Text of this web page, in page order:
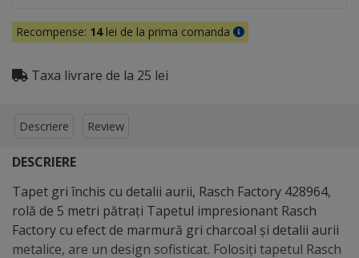
Recompense: 14lei de la prima comanda
Taxa livrare de la 25 lei
Descriere Review
DESCRIERE
Tapet gri închis cu detalii aurii, Rasch Factory 428964,
rolă de 5 metri pătraţi Tapetul impresionant Rasch
Factory cu efect de marmură gri charcoal şi detalii aurii
metalice, are un design sofisticat. Folosiţi tapetul Rasch